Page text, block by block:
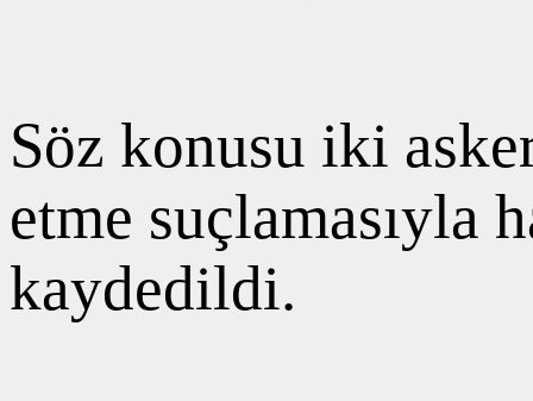
Söz konusu iki
etme suçlamasıyla
kaydedildi.